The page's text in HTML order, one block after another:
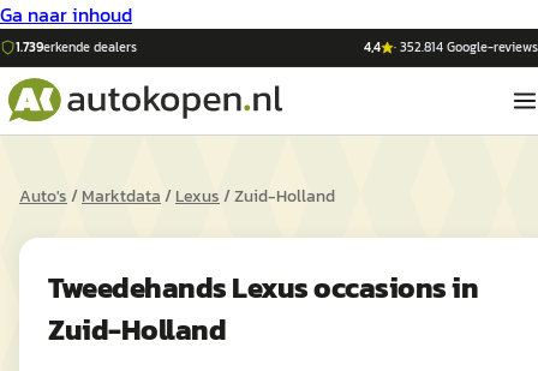
Ga naar inhoud
1.739erkende dealers 4,4 ·352.814Google-reviews
Auto's/Marktdata/Lexus/Zuid-Holland
TweedehandsLexusoccasions in
Zuid-Holland